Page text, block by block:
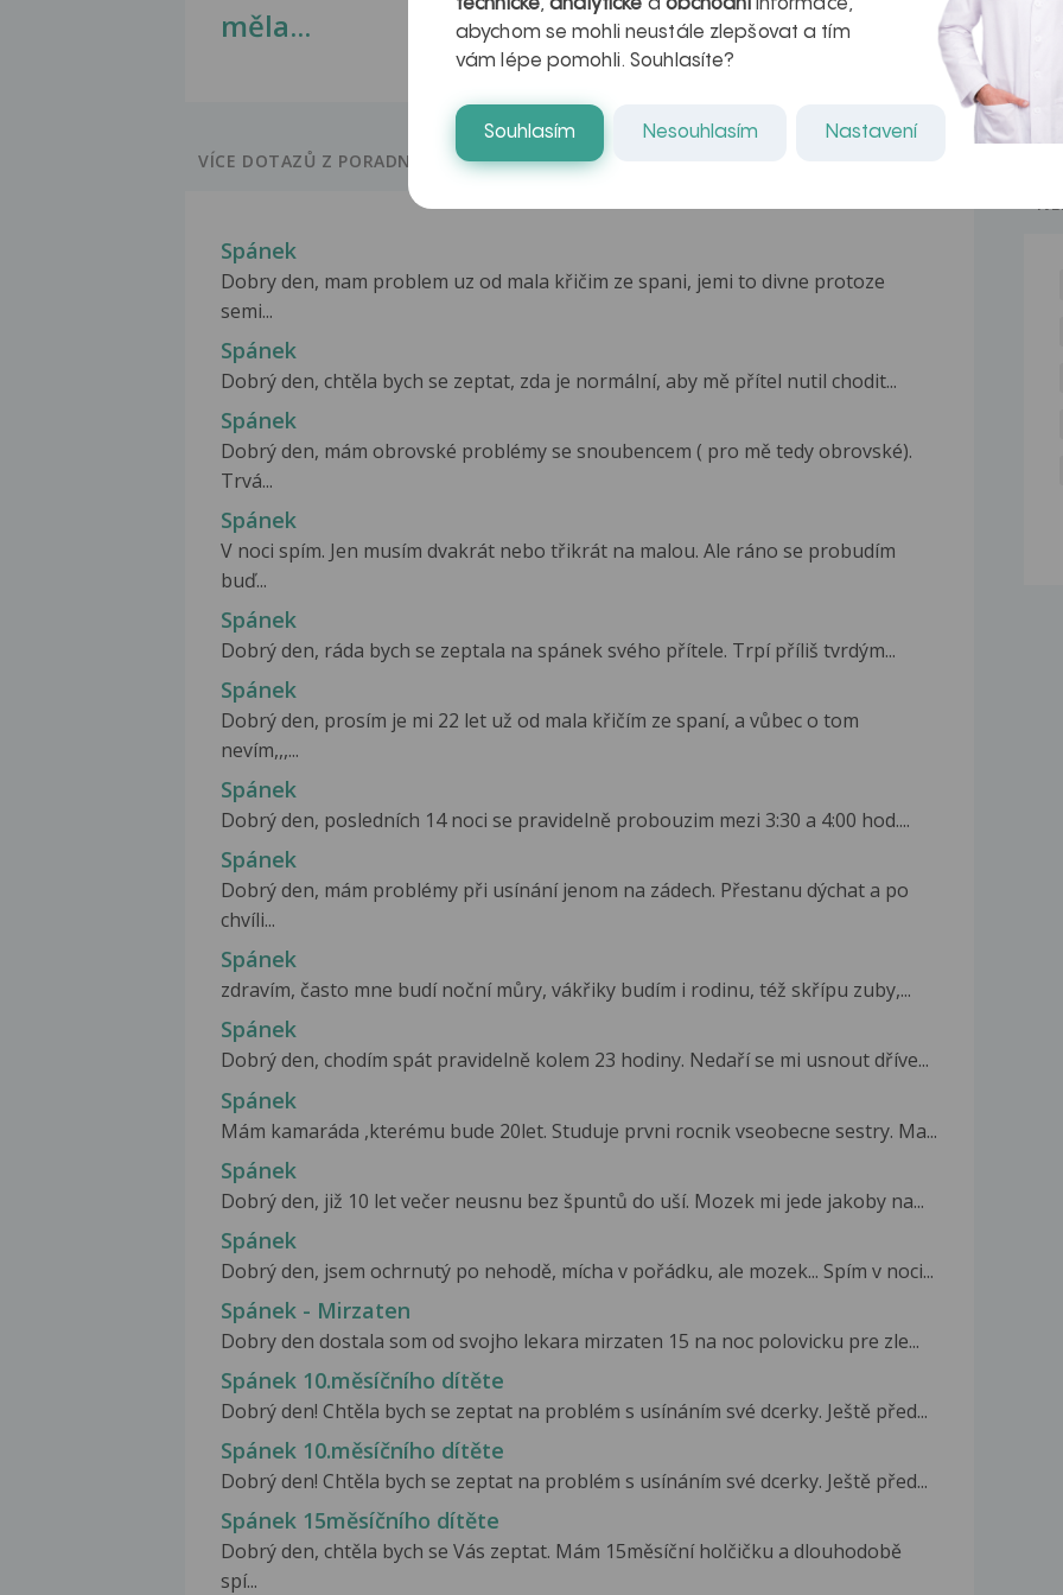
měla...
kteří ji...
VÍCE DOTAZŮ Z PORADNY
Spánek
Dobry den, mam problem uz od mala křičim ze spani, jemi to divne protoze
semi...
Spánek
Dobrý den, chtěla bych se zeptat, zda je normální, aby mě přítel nutil chodit...
Spánek
Dobrý den, mám obrovské problémy se snoubencem ( pro mě tedy obrovské).
Trvá...
Spánek
V noci spím. Jen musím dvakrát nebo třikrát na malou. Ale ráno se probudím
buď...
Spánek
Dobrý den, ráda bych se zeptala na spánek svého přítele. Trpí příliš tvrdým...
Spánek
Dobrý den, prosím je mi 22 let už od mala křičím ze spaní, a vůbec o tom
nevím,,,...
Spánek
Dobrý den, posledních 14 noci se pravidelně probouzim mezi 3:30 a 4:00 hod....
Spánek
Dobrý den, mám problémy při usínání jenom na zádech. Přestanu dýchat a po
chvíli...
Spánek
zdravím, často mne budí noční můry, vákřiky budím i rodinu, též skřípu zuby,...
Spánek
Dobrý den, chodím spát pravidelně kolem 23 hodiny. Nedaří se mi usnout dříve...
Spánek
Mám kamaráda ,kterému bude 20let. Studuje prvni rocnik vseobecne sestry. Ma...
Spánek
Dobrý den, již 10 let večer neusnu bez špuntů do uší. Mozek mi jede jakoby na...
Spánek
Dobrý den, jsem ochrnutý po nehodě, mícha v pořádku, ale mozek... Spím v noci...
Spánek - Mirzaten
Dobry den dostala som od svojho lekara mirzaten 15 na noc polovicku pre zle...
Spánek 10.měsíčního dítěte
Dobrý den! Chtěla bych se zeptat na problém s usínáním své dcerky. Ještě před...
Spánek 10.měsíčního dítěte
Dobrý den! Chtěla bych se zeptat na problém s usínáním své dcerky. Ještě před...
Spánek 15měsíčního dítěte
Dobrý den, chtěla bych se Vás zeptat. Mám 15měsíční holčičku a dlouhodobě
spí...
technické,analytické a obchodníinformace,
abychom se mohli neustále zlepšovat a tím
vám lépe pomohli. Souhlasíte?
Souhlasím Nesouhlasím Nastavení